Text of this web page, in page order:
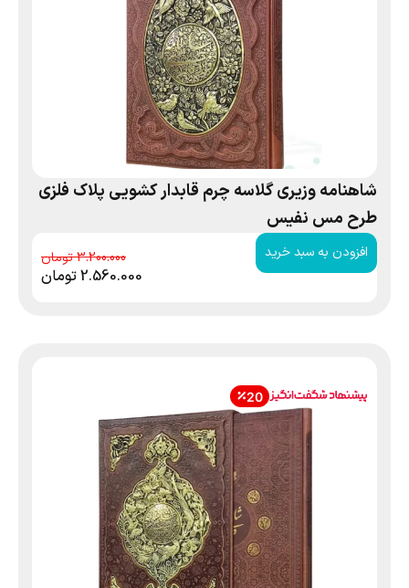
شاهنامه وزیری گلاسه چرم قابدار کشویی پلاک فلزی
طرح مس نفیس
افزودن به سبد خرید 3.200.000
2.560.000تومان
20